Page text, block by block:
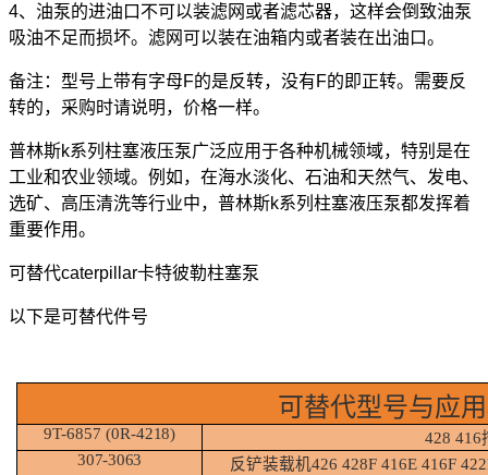
4、油泵的进油口不可以装滤网或者滤芯器，这样会倒致油泵
吸油不足而损坏。滤网可以装在油箱内或者装在出油口。
备注：型号上带有字母F的是反转，没有F的即正转。需要反
转的，采购时请说明，价格一样。
普林斯k系列柱塞液压泵广泛应用于各种机械领域，特别是在
工业和农业领域。例如，在海水淡化、石油和天然气、发电、
选矿、高压清洗等行业中，普林斯k系列柱塞液压泵都发挥着
重要作用。
可替代caterpillar卡特彼勒柱塞泵
以下是可替代件号
可替代型号与应
9T-6857 (0R-4218) 428 416
307-3063 反铲装载机426 428F 416E 416F